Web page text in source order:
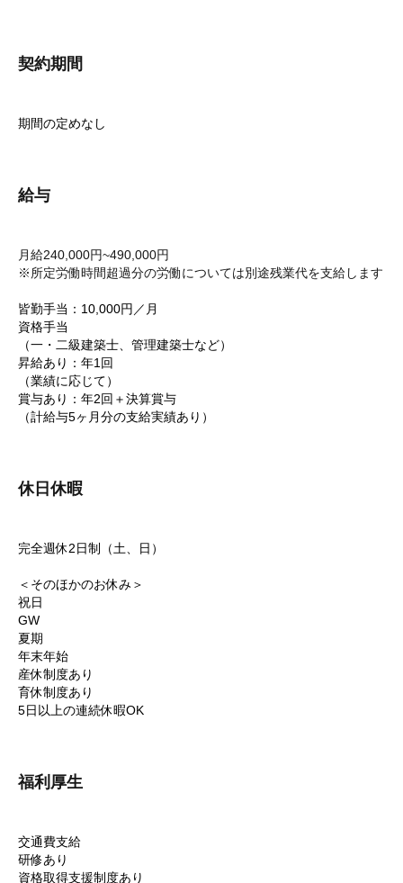
契約期間
期間の定めなし
給与
月給240,000円~490,000円
※所定労働時間超過分の労働については別途残業代を支給します
皆勤手当：10,000円／月
資格手当
（一・二級建築士、管理建築士など）
昇給あり：年1回
（業績に応じて）
賞与あり：年2回＋決算賞与
（計給与5ヶ月分の支給実績あり）
休日休暇
完全週休2日制（土、日）
＜そのほかのお休み＞
祝日
GW
夏期
年末年始
産休制度あり
育休制度あり
5日以上の連続休暇OK
福利厚生
交通費支給
研修あり
資格取得支援制度あり